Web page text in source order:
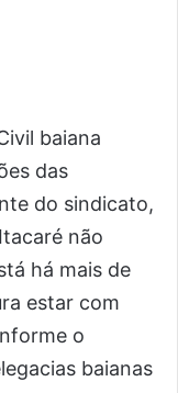
baiana
das
do sindicato,
não
há mais de
estar com
o
baianas